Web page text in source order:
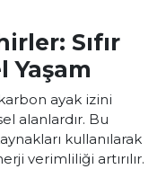
Sıfır
Yaşam
ayak izini
alanlardır. Bu
kullanılarak
verimliliği artırılır.